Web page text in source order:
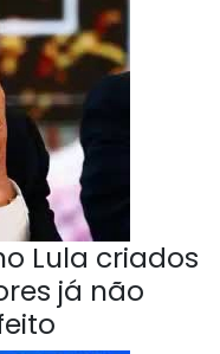
Lula criados
já não